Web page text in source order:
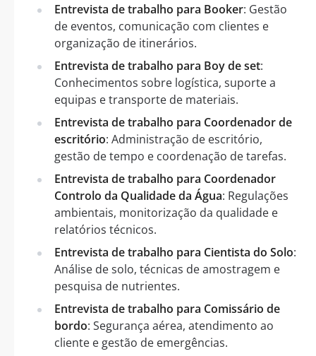
Entrevista de trabalho para Booker: Gestão
de eventos, comunicação com clientes e
organização de itinerários.
Entrevista de trabalho para Boy de set:
Conhecimentos sobre logística, suporte a
equipas e transporte de materiais.
Entrevista de trabalho para Coordenador de
escritório: Administração de escritório,
gestão de tempo e coordenação de tarefas.
Entrevista de trabalho para Coordenador
Controlo da Qualidade da Água: Regulações
ambientais, monitorização da qualidade e
relatórios técnicos.
Entrevista de trabalho para Cientista do Solo:
Análise de solo, técnicas de amostragem e
pesquisa de nutrientes.
Entrevista de trabalho para Comissário de
bordo: Segurança aérea, atendimento ao
cliente e gestão de emergências.